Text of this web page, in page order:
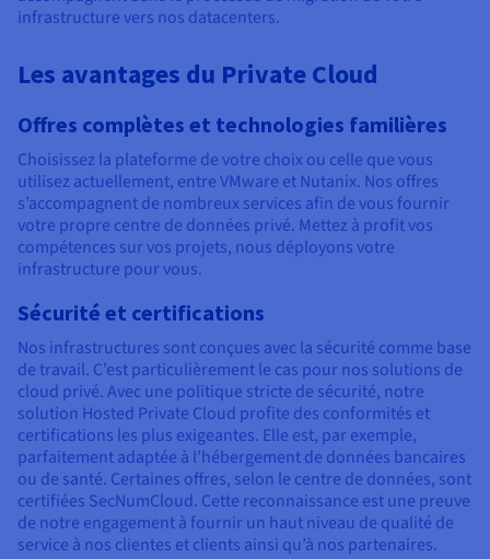
infrastructure vers nos datacenters.
Les avantages du Private Cloud
Offres complètes et technologies familières
Choisissez la plateforme de votre choix ou celle que vous
utilisez actuellement, entre VMware et Nutanix. Nos offres
s’accompagnent de nombreux services afin de vous fournir
votre propre centre de données privé. Mettez à profit vos
compétences sur vos projets, nous déployons votre
infrastructure pour vous.
Sécurité et certifications
Nos infrastructures sont conçues avec la sécurité comme base
de travail. C’est particulièrement le cas pour nos solutions de
cloud privé. Avec une politique stricte de sécurité, notre
solution Hosted Private Cloud profite des conformités et
certifications les plus exigeantes. Elle est, par exemple,
parfaitement adaptée à l’hébergement de données bancaires
ou de santé. Certaines offres, selon le centre de données, sont
certifiées SecNumCloud. Cette reconnaissance est une preuve
de notre engagement à fournir un haut niveau de qualité de
service à nos clientes et clients ainsi qu’à nos partenaires.